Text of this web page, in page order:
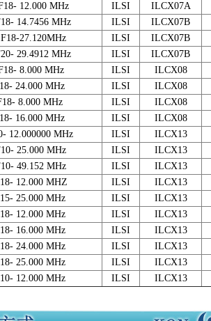
12.000 MHz
ILSI
ILCX07A
14.7456 MHz
ILSI
ILCX07B
27.120MHz
ILSI
ILCX07B
29.4912 MHz
ILSI
ILCX07B
8.000 MHz
ILSI
ILCX08
24.000 MHz
ILSI
ILCX08
8.000 MHz
ILSI
ILCX08
16.000 MHz
ILSI
ILCX08
12.000000 MHz
ILSI
ILCX13
25.000 MHz
ILSI
ILCX13
49.152 MHz
ILSI
ILCX13
12.000 MHZ
ILSI
ILCX13
25.000 MHz
ILSI
ILCX13
12.000 MHz
ILSI
ILCX13
16.000 MHz
ILSI
ILCX13
24.000 MHz
ILSI
ILCX13
25.000 MHz
ILSI
ILCX13
12.000 MHz
ILSI ILCX13